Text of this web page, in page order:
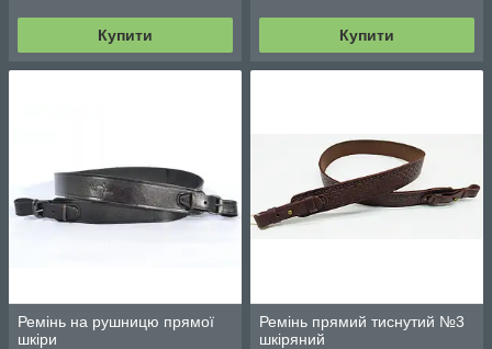
Купити Купити
Ремінь на рушницю прямої
шкіри
Ремінь прямий тиснутий №3
шкіряний